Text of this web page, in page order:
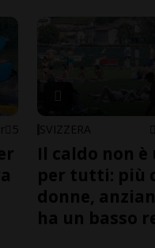
5 SVIZZERA
Il caldo non è
per tutti: più
donne,
ha un basso